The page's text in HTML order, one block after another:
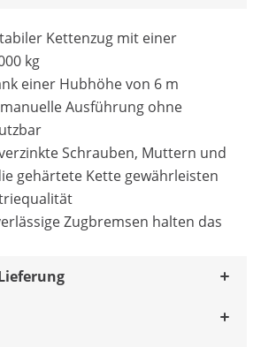
Kettenzug mit einer
kg
einer Hubhöhe von 6 m
Ausführung ohne
Schrauben, Muttern und
gehärtete Kette gewährleisten
Zugbremsen halten das